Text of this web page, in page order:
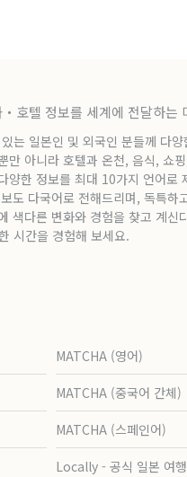
호텔 정보를 세계에 전달하는
는 일본인 및 외국인 분들께 다양
만 아니라 호텔과 온천, 음식, 쇼
양한 정보를 최대 10가지 언어로
도 다국어로 전해드리며, 독특하
색다른 변화와 경험을 찾고 계신
시간을 경험해 보세요.
MATCHA (영어)
MATCHA (중국어 간체)
MATCHA (스페인어)
Locally - 공식 일본 여